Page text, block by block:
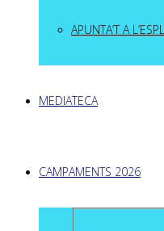
APUNTA’T A
MEDIATECA
CAMPAMENTS 2026